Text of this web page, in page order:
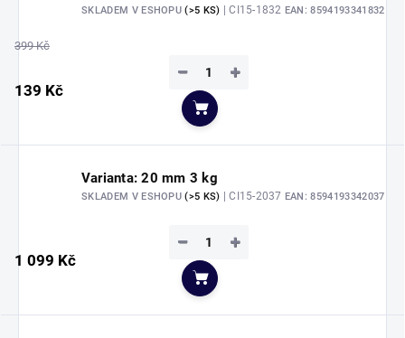
SKLADEM V ESHOPU(>5 KS) | CI15-1832 EAN: 8594193341832
399 Kč
139 Kč
+
−
Do košíku
Varianta: 20 mm 3 kg
SKLADEM V ESHOPU(>5 KS) | CI15-2037 EAN: 8594193342037
1 099 Kč
+
−
Do košíku